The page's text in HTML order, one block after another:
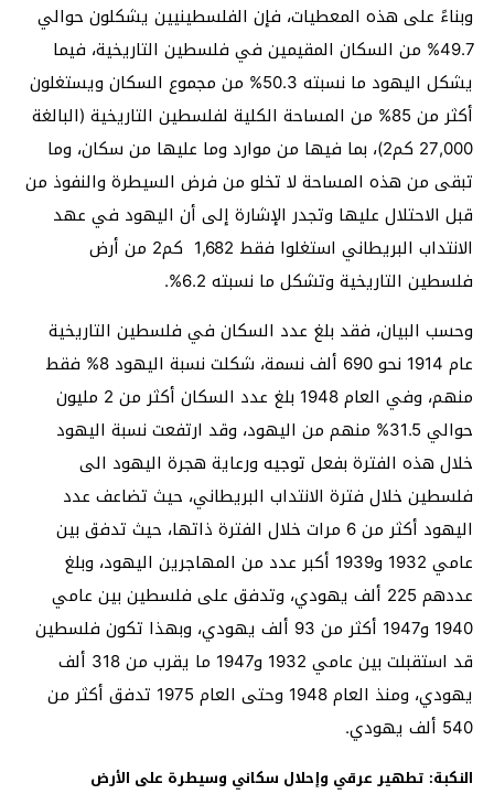
وبناءً على هذه المعطيات، فإن الفلسطينيين يشكلون حوالي
49.7% من السكان المقيمين في فلسطين التاريخية، فيما
يشكل اليهود ما نسبته 50.3% من مجموع السكان ويستغلون
أكثر من 85% من المساحة الكلية لفلسطين التاريخية (البالغة
27,000 كم2)، بما فيها من موارد وما عليها من سكان، وما
تبقى من هذه المساحة لا تخلو من فرض السيطرة والنفوذ من
قبل الاحتلال عليها وتجدر الإشارة إلى أن اليهود في عهد
الانتداب البريطاني استغلوا فقط 1,682 كم2 من أرض
فلسطين التاريخية وتشكل ما نسبته 6.2%.
وحسب البيان، فقد بلغ عدد السكان في فلسطين التاريخية
عام 1914 نحو 690 ألف نسمة، شكلت نسبة اليهود 8% فقط
منهم، وفي العام 1948 بلغ عدد السكان أكثر من 2 مليون
حوالي 31.5% منهم من اليهود، وقد ارتفعت نسبة اليهود
خلال هذه الفترة بفعل توجيه ورعاية هجرة اليهود الى
فلسطين خلال فترة الانتداب البريطاني، حيث تضاعف عدد
اليهود أكثر من 6 مرات خلال الفترة ذاتها، حيث تدفق بين
عامي 1932 و1939 أكبر عدد من المهاجرين اليهود، وبلغ
عددهم 225 ألف يهودي، وتدفق على فلسطين بين عامي
1940 و1947 أكثر من 93 ألف يهودي، وبهذا تكون فلسطين
قد استقبلت بين عامي 1932 و1947 ما يقرب من 318 ألف
يهودي، ومنذ العام 1948 وحتى العام 1975 تدفق أكثر من
540 ألف يهودي.
النكبة: تطهير عرقي وإحلال سكاني وسيطرة على الأرض